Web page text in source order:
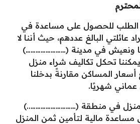
الطلب للحصول على مساعدة في
عائلتي البالغ عددهم، حيث أننا لا
ونعيش في مدينة (……………………)
تحكل تكاليف شراء منزل
المساكن مقارنةً بدخلنا
عماني شهريًا.
منزل في منطقة (………………………..)
مالية لتأمين ثمن المنزل